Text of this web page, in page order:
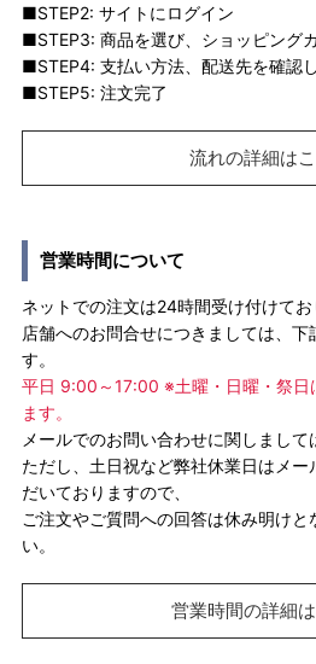
■STEP2: サイトにログイン
■STEP3: 商品を選び、ショッピング
■STEP4: 支払い方法、配送先を確認
■STEP5: 注文完了
流れの詳細は
営業時間について
ネットでの注文は24時間受け付けてお
店舗へのお問合せにつきましては、下
す。
平日 9:00～17:00 ※土曜・日曜・祭日
ます。
メールでのお問い合わせに関しまして
ただし、土日祝など弊社休業日はメ
だいておりますので、
ご注文やご質問への回答は休み明けと
い。
営業時間の詳細